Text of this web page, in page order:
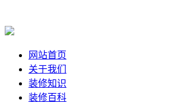
网站首页
关于我们
装修知识
装修百科